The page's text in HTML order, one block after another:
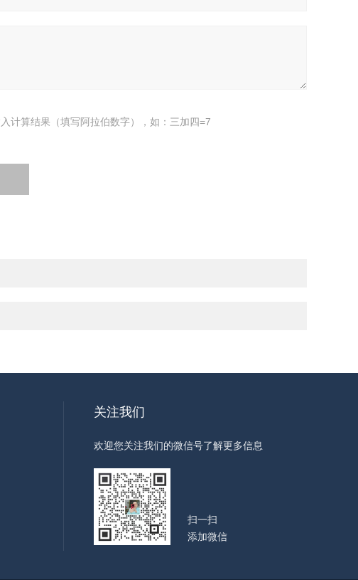
计算结果（填写阿拉伯数字），如：三加四=7
关注我们
欢迎您关注我们的微信号了解更多信息
扫一扫
添加微信